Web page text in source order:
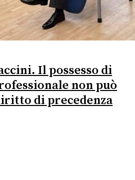
Il possesso di
non può
di precedenza